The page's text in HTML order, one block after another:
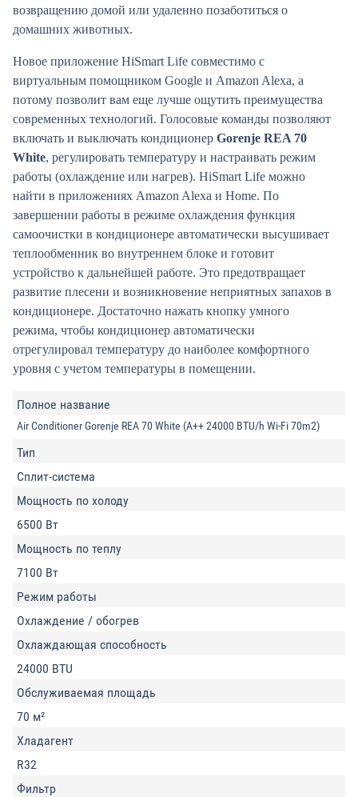
возвращению домой или удаленно позаботиться о
домашних животных.
Новое приложение HiSmart Life совместимо с
виртуальным помощником Google и Amazon Alexa, а
потому позволит вам еще лучше ощутить преимущества
современных технологий. Голосовые команды позволяют
включать и выключать кондиционер Gorenje REA 70
White, регулировать температуру и настраивать режим
работы (охлаждение или нагрев). HiSmart Life можно
найти в приложениях Amazon Alexa и Home. По
завершении работы в режиме охлаждения функция
самоочистки в кондиционере автоматически высушивает
теплообменник во внутреннем блоке и готовит
устройство к дальнейшей работе. Это предотвращает
развитие плесени и возникновение неприятных запахов в
кондиционере. Достаточно нажать кнопку умного
режима, чтобы кондиционер автоматически
отрегулировал температуру до наиболее комфортного
уровня с учетом температуры в помещении.
Полное название
Air Conditioner Gorenje REA 70 White (A++ 24000 BTU/h Wi-Fi 70m2)
Тип
Cплит-система
Мощность по холоду
6500 Вт
Мощность по теплу
7100 Вт
Режим работы
Охлаждение / обогрев
Охлаждающая способность
24000 BTU
Обслуживаемая площадь
70 м²
Хладагент
R32
Фильтр